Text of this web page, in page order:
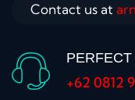
Contact us at
+62 0812